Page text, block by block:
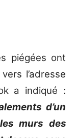
piégées ont
l’adresse
a indiqué :
d’un
murs des